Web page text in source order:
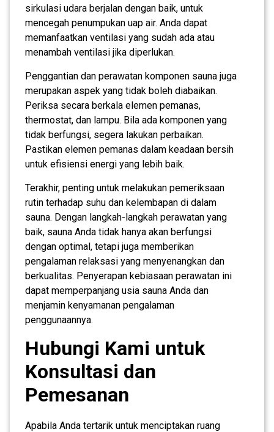
sirkulasi udara berjalan dengan baik, untuk
mencegah penumpukan uap air. Anda dapat
memanfaatkan ventilasi yang sudah ada atau
menambah ventilasi jika diperlukan.
Penggantian dan perawatan komponen sauna juga
merupakan aspek yang tidak boleh diabaikan.
Periksa secara berkala elemen pemanas,
thermostat, dan lampu. Bila ada komponen yang
tidak berfungsi, segera lakukan perbaikan.
Pastikan elemen pemanas dalam keadaan bersih
untuk efisiensi energi yang lebih baik.
Terakhir, penting untuk melakukan pemeriksaan
rutin terhadap suhu dan kelembapan di dalam
sauna. Dengan langkah-langkah perawatan yang
baik, sauna Anda tidak hanya akan berfungsi
dengan optimal, tetapi juga memberikan
pengalaman relaksasi yang menyenangkan dan
berkualitas. Penyerapan kebiasaan perawatan ini
dapat memperpanjang usia sauna Anda dan
menjamin kenyamanan pengalaman
penggunaannya.
Hubungi Kami untuk
Konsultasi dan
Pemesanan
Apabila Anda tertarik untuk menciptakan ruang